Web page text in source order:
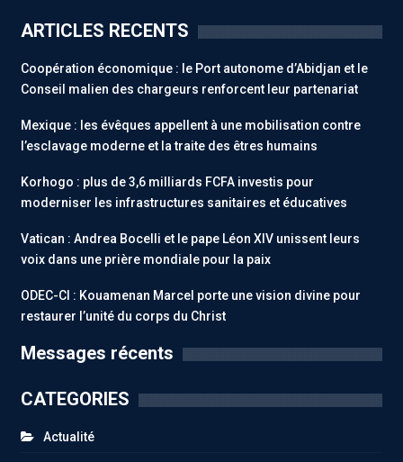
ARTICLES RECENTS
Coopération économique : le Port autonome d’Abidjan et le
Conseil malien des chargeurs renforcent leur partenariat
Mexique : les évêques appellent à une mobilisation contre
l’esclavage moderne et la traite des êtres humains
Korhogo : plus de 3,6 milliards FCFA investis pour
moderniser les infrastructures sanitaires et éducatives
Vatican : Andrea Bocelli et le pape Léon XIV unissent leurs
voix dans une prière mondiale pour la paix
ODEC-CI : Kouamenan Marcel porte une vision divine pour
restaurer l’unité du corps du Christ
Messages récents
CATEGORIES
Actualité